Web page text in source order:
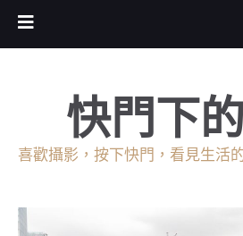
快門下
喜歡攝影，按下快門，看見生活